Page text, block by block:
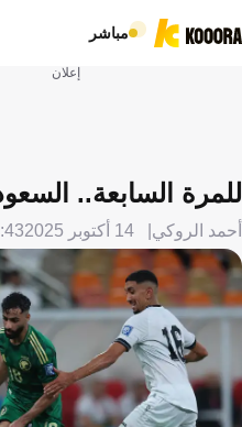
مباشر
إعلان
للمرة السابعة..
أحمد الروكي 14 أكتوبر 2025